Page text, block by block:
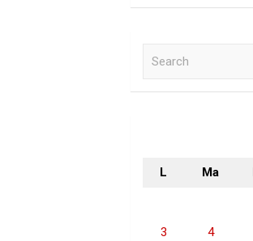
L Ma
3 4